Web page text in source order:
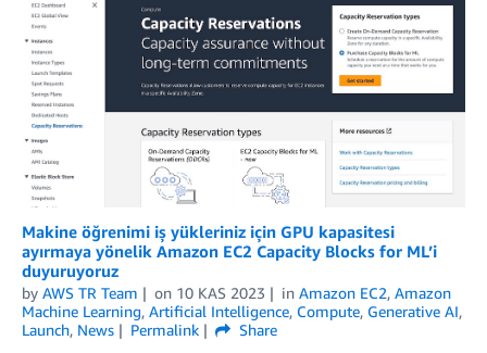
Makine öğrenimi iş yükleriniz için GPU kapasitesi
ayırmaya yönelik Amazon EC2 Capacity Blocks for ML’i
duyuruyoruz
by AWS TR Team on 10 KAS 2023 in Amazon EC2, Amazon
Machine Learning, Artificial Intelligence, Compute, Generative AI,
Launch, News Permalink
Share